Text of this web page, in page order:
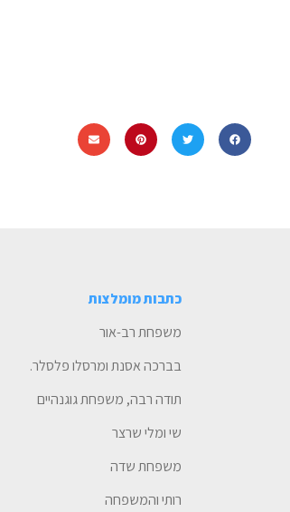
כתבות מומלצות
משפחת רב-אור
בברכה אסנת ומרסלו פלסלר.
תודה רבה, משפחת גוגנהיים
שי ומלי שרצר
משפחת שדה
רותי והמשפחה